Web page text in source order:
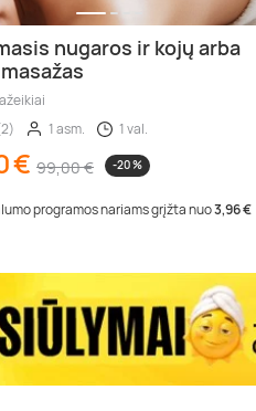
nugaros ir kojų arba
1 asm. 1 val.
€ 99,00 € -20 %
programos nariams grįžta nuo3,96 €